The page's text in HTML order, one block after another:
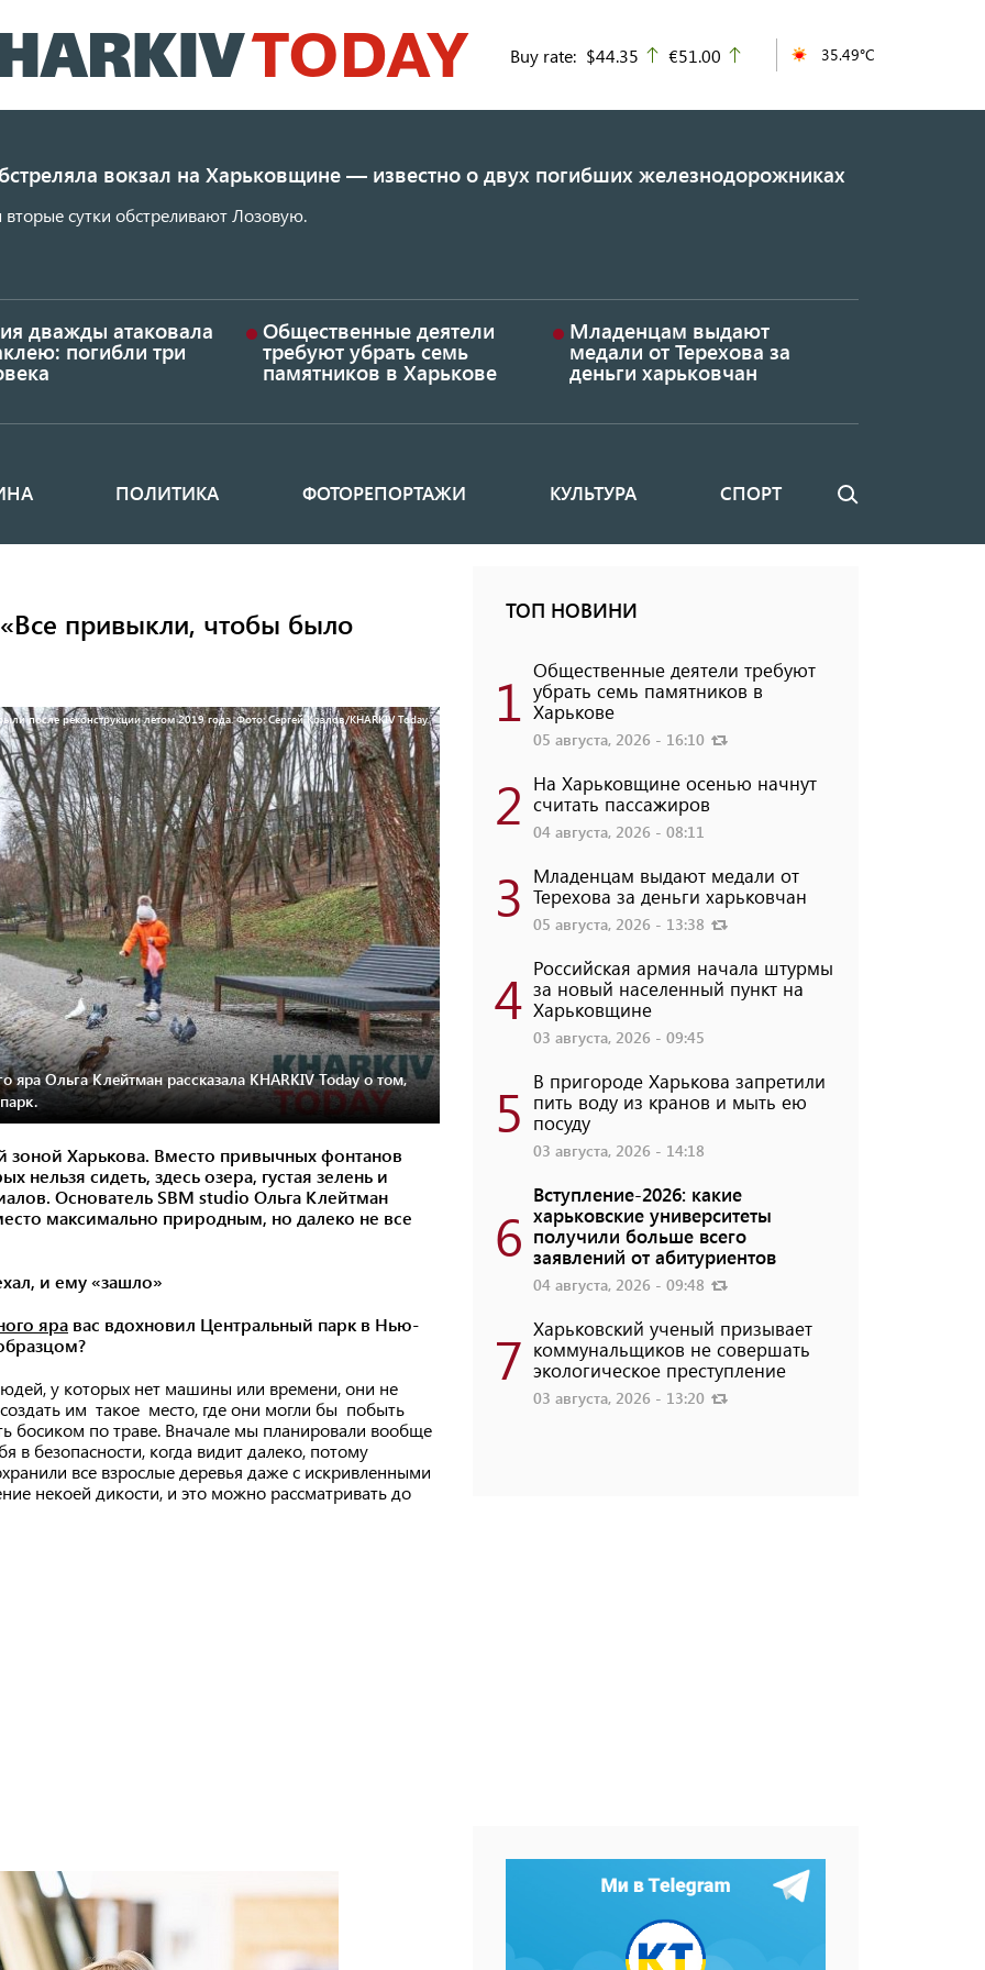
к
основному
Buy rate: $44.35 up
€51.00 35.49°C
вокзал на Харьковщине — известно о двух погибших железнодорожниках
сутки обстреливают Лозовую.
дважды атаковала
погибли три
Общественные деятели
требуют убрать семь
памятников в Харькове
Младенцам выдают
медали от Терехова за
деньги харьковчан
ПОЛИТИКА ФОТОРЕПОРТАЖИ КУЛЬТУРА СПОРТ Поиск
привыкли, чтобы было
после реконструкции летом 2019 года. Фото: Сергей Козлов/KHARKIV Today.
яра Ольга Клейтман рассказала KHARKIV Today о том,
Харькова. Вместо привычных фонтанов
нельзя сидеть, здесь озера, густая зелень и
Основатель SBM studio Ольга Клейтман
максимально природным, но далеко не все
и ему «зашло»
яра вас вдохновил Центральный парк в Нью-
у которых нет машины или времени, они не
им такое место, где они могли бы побыть
босиком по траве. Вначале мы планировали вообще
в безопасности, когда видит далеко, потому
все взрослые деревья даже с искривленными
некоей дикости, и это можно рассматривать до
ТОП НОВИНИ
1 Общественные деятели требуют
убрать семь памятников в
Харькове
05 августа, 2026 - 16:10
2 На Харьковщине осенью начнут
считать пассажиров
04 августа, 2026 - 08:11
3 Младенцам выдают медали от
Терехова за деньги харьковчан
05 августа, 2026 - 13:38
4 Российская армия начала штурмы
за новый населенный пункт на
Харьковщине
03 августа, 2026 - 09:45
5 В пригороде Харькова запретили
пить воду из кранов и мыть ею
посуду
03 августа, 2026 - 14:18
6
Вступление-2026: какие
харьковские университеты
получили больше всего
заявлений от абитуриентов
04 августа, 2026 - 09:48
7 Харьковский ученый призывает
коммунальщиков не совершать
экологическое преступление
03 августа, 2026 - 13:20